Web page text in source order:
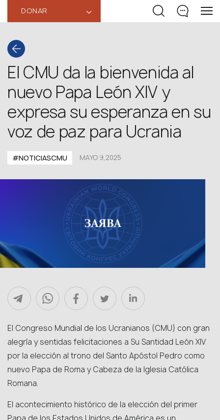
DONAR ‹
El CMU da la bienvenida al
nuevo Papa León XIV y
expresa su esperanza en su
voz de paz para Ucrania
#NOTICIASCMU MAYO 9,2025
El Congreso Mundial de los Ucranianos (CMU) con gran
alegría y sentidas felicitaciones a Su Santidad León XIV
por la elección al trono del Santo Apóstol Pedro como
nuevo Papa de Roma y Cabeza de la Iglesia Católica
Romana.
El acontecimiento histórico de la elección del primer